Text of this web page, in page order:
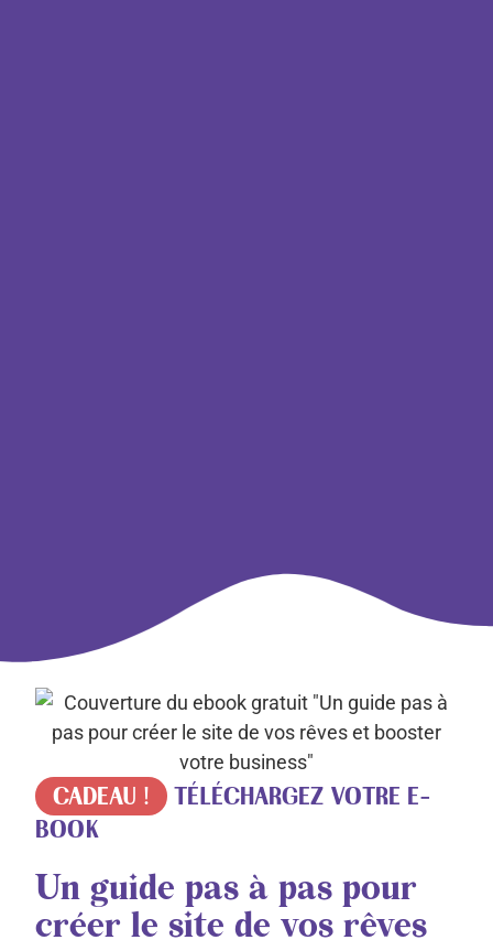
CADEAU !
TÉLÉCHARGEZ VOTRE E-
BOOK
Un guide pas à pas pour
créer le site de vos rêves